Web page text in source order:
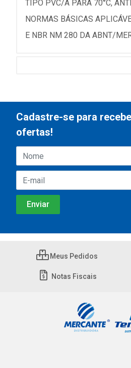
TIPO PVC/A PARA 70°C,
NORMAS BÁSICAS
E NBR NM 280 DA ABNT/
Cadastre-se para
ofertas!
Meus Pedidos
Notas Fiscais